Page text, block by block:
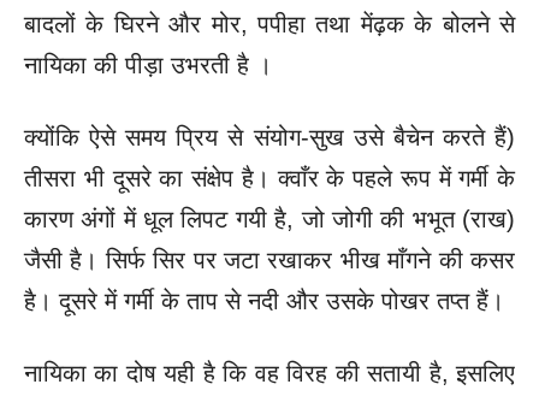
बादलों के घिरने और मोर, पपीहा तथा मेंढ़क के बोलने से
नायिका की पीड़ा उभरती है ।
क्योंकि ऐसे समय प्रिय से संयोग-सुख उसे बैचेन करते हैं)
तीसरा भी दूसरे का संक्षेप है। क्वाँर के पहले रूप में गर्मी के
कारण अंगों में धूल लिपट गयी है, जो जोगी की भभूत (राख)
जैसी है। सिर्फ सिर पर जटा रखाकर भीख माँगने की कसर
है। दूसरे में गर्मी के ताप से नदी और उसके पोखर तप्त हैं।
नायिका का दोष यही है कि वह विरह की सतायी है, इसलिए